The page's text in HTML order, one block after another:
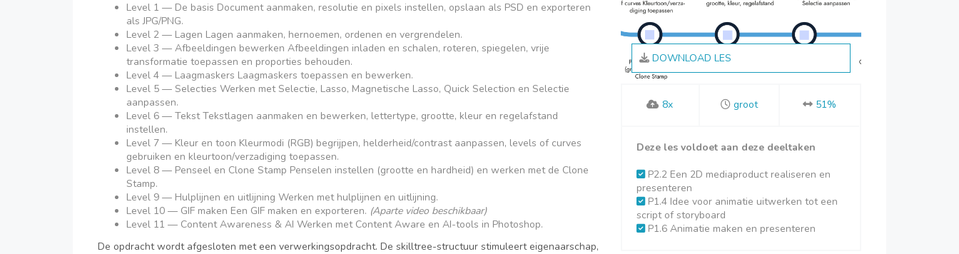
Level 1 — De basis Document aanmaken, resolutie en pixels instellen, opslaan als PSD en exporteren
als JPG/PNG.
Level 2 — Lagen Lagen aanmaken, hernoemen, ordenen en vergrendelen.
Level 3 — Afbeeldingen bewerken Afbeeldingen inladen en schalen, roteren, spiegelen, vrije
transformatie toepassen en proporties behouden.
Level 4 — Laagmaskers Laagmaskers toepassen en bewerken.
Level 5 — Selecties Werken met Selectie, Lasso, Magnetische Lasso, Quick Selection en Selectie
aanpassen.
Level 6 — Tekst Tekstlagen aanmaken en bewerken, lettertype, grootte, kleur en regelafstand
instellen.
Level 7 — Kleur en toon Kleurmodi (RGB) begrijpen, helderheid/contrast aanpassen, levels of curves
gebruiken en kleurtoon/verzadiging toepassen.
Level 8 — Penseel en Clone Stamp Penselen instellen (grootte en hardheid) en werken met de Clone
Stamp.
Level 9 — Hulplijnen en uitlijning Werken met hulplijnen en uitlijning.
Level 10 — GIF maken Een GIF maken en exporteren. (Aparte video beschikbaar)
Level 11 — Content Awareness & AI Werken met Content Aware en AI-tools in Photoshop.
De opdracht wordt afgesloten met een verwerkingsopdracht. De skilltree-structuur stimuleert eigenaarschap,
DOWNLOAD LES
8x groot 51%
Deze les voldoet aan deze deeltaken
P2.2 Een 2D mediaproduct realiseren en
presenteren
P1.4 Idee voor animatie uitwerken tot een
script of storyboard
P1.6 Animatie maken en presenteren